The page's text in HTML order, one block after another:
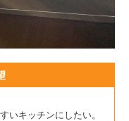
いキッチンにしたい。